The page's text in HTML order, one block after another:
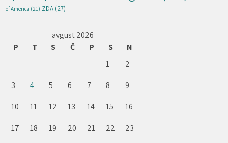
of America (21) ZDA (27)
avgust 2026
P
T S Č P S
N
1
2
3
4 5 6 7 8
9
10
11 12 13 14 15
16
17
18 19 20 21 22
23